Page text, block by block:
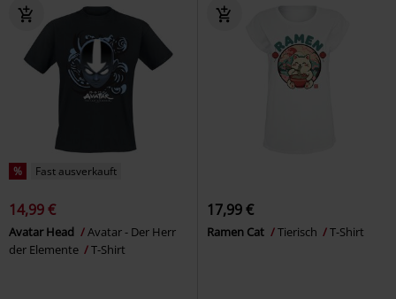
% Fast ausverkauft
14,99 €
Avatar Head
Avatar - Der Herr
der Elemente
T-Shirt
17,99 €
Ramen Cat Tierisch T-Shirt